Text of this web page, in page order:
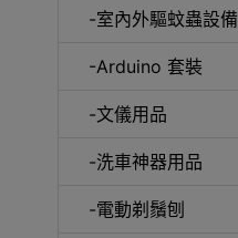
-室內外驅蚊蟲設備
-Arduino 套裝
-文儀用品
-洗車神器用品
-電動剃鬚刨